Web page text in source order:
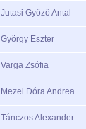
Jutasi Győző Antal
György Eszter
Varga Zsófia
Mezei Dóra Andrea
Tánczos Alexander